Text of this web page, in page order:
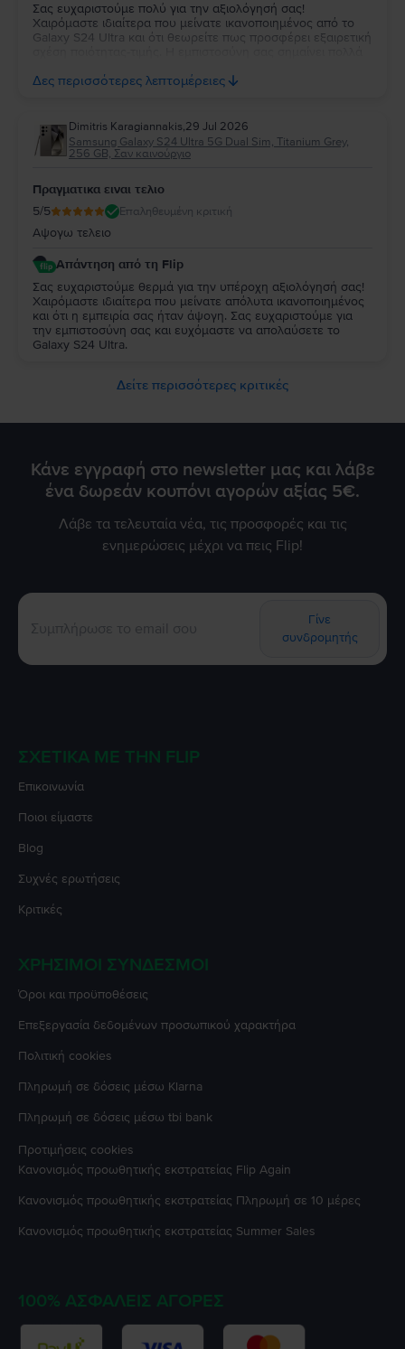
Σας ευχαριστούμε πολύ για την αξιολόγησή σας!
Χαιρόμαστε ιδιαίτερα που μείνατε ικανοποιημένος από το
Galaxy S24 Ultra και ότι θεωρείτε πως προσφέρει εξαιρετική
σας εξυπηρετήσουμε ξανά στο μέλλον!
Δες περισσότερες λεπτομέρειες
Dimitris Karagiannakis,29 Jul 2026
Samsung Galaxy S24 Ultra 5G Dual Sim, Titanium Grey,
256 GB, Σαν καινούργιο
Πραγματικα ειναι τελιο
5/5 Επαληθευμένη κριτική
Αψογω τελειο
Απάντηση από τη Flip
Σας ευχαριστούμε θερμά για την υπέροχη αξιολόγησή σας!
Χαιρόμαστε ιδιαίτερα που μείνατε απόλυτα ικανοποιημένος
και ότι η εμπειρία σας ήταν άψογη. Σας ευχαριστούμε για
την εμπιστοσύνη σας και ευχόμαστε να απολαύσετε το
Galaxy S24 Ultra.
Δείτε περισσότερες κριτικές
Κάνε εγγραφή στο newsletter μας και λάβε
ένα δωρεάν κουπόνι αγορών αξίας 5€.
Λάβε τα τελευταία νέα, τις προσφορές και τις
ενημερώσεις μέχρι να πεις Flip!
Γίνε
συνδρομητής
ΣΧΕΤΙΚΆ ΜΕ ΤΗΝ FLIP
Επικοινωνία
Ποιοι είμαστε
Blog
Συχνές ερωτήσεις
Κριτικές
ΧΡΉΣΙΜΟΙ ΣΎΝΔΕΣΜΟΙ
Όροι και προϋποθέσεις
Επεξεργασία δεδομένων προσωπικού χαρακτήρα
Πολιτική cookies
Πληρωμή σε δόσεις μέσω Klarna
Πληρωμή σε δόσεις μέσω tbi bank
Προτιμήσεις cookies
Κανονισμός προωθητικής εκστρατείας Flip Again
Κανονισμός προωθητικής εκστρατείας Πληρωμή σε 10 μέρες
Κανονισμός προωθητικής εκστρατείας Summer Sales
100% ΑΣΦΑΛΕΊΣ ΑΓΟΡΈΣ